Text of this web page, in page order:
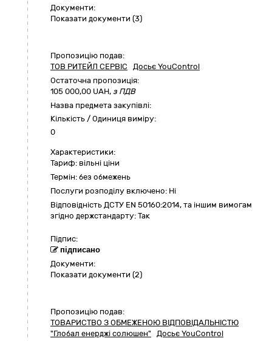
Документи:
Показати документи (3)
Пропозицію подав:
ТОВ РИТЕЙЛ СЕРВІС
Досьє YouControl
Остаточна пропозиція:
105 000,00 UAH, з ПДВ
Назва предмета закупівлі:
Кількість / Одиниця виміру:
0
Характеристики:
Тариф: вільні ціни
Термін: без обмежень
Послуги розподілу включено: Ні
Відповідність ДСТУ EN 50160:2014, та іншим вимогам
згідно держстандарту: Так
Підпис:
підписано
Документи:
Показати документи (2)
Пропозицію подав:
ТОВАРИСТВО З ОБМЕЖЕНОЮ ВІДПОВІДАЛЬНІСТЮ
"Глобал енерджі солюшен" Досьє YouControl